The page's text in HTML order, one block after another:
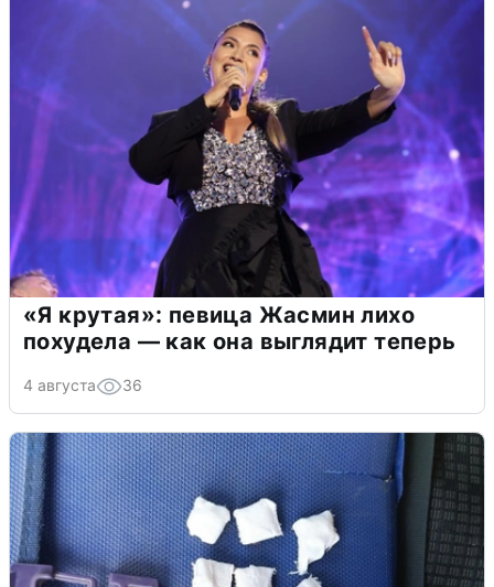
«Я крутая»: певица Жасмин лихо
похудела — как она выглядит теперь
4 августа 36